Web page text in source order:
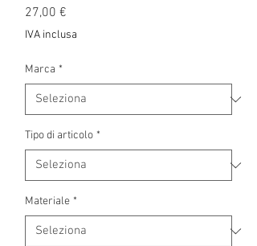
27,00 €
IVA inclusa
Marca *
Tipo di articolo *
Materiale *